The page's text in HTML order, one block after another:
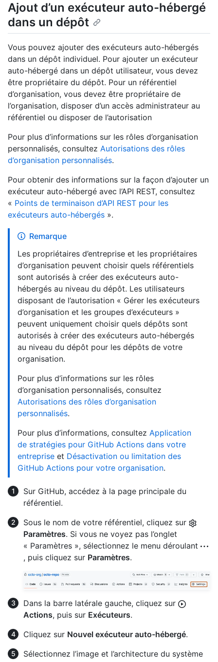
Ajout d’un exécuteur auto-hébergé
dans un dépôt
Vous pouvez ajouter des exécuteurs auto-hébergés
dans un dépôt individuel. Pour ajouter un exécuteur
auto-hébergé dans un dépôt utilisateur, vous devez
être propriétaire du dépôt. Pour un référentiel
d’organisation, vous devez être propriétaire de
l’organisation, disposer d’un accès administrateur au
référentiel ou disposer de l’autorisation
Pour plus d’informations sur les rôles d’organisation
personnalisés, consultez Autorisations des rôles
d’organisation personnalisés.
Pour obtenir des informations sur la façon d’ajouter un
exécuteur auto-hébergé avec l’API REST, consultez
« Points de terminaison d’API REST pour les
exécuteurs auto-hébergés ».
Remarque
Les propriétaires d’entreprise et les propriétaires
d’organisation peuvent choisir quels référentiels
sont autorisés à créer des exécuteurs auto-
hébergés au niveau du dépôt. Les utilisateurs
disposant de l’autorisation « Gérer les exécuteurs
d’organisation et les groupes d’exécuteurs »
peuvent uniquement choisir quels dépôts sont
autorisés à créer des exécuteurs auto-hébergés
au niveau du dépôt pour les dépôts de votre
organisation.
Pour plus d’informations sur les rôles
d’organisation personnalisés, consultez
Autorisations des rôles d’organisation
personnalisés.
Pour plus d’informations, consultez Application
de stratégies pour GitHub Actions dans votre
entreprise et Désactivation ou limitation des
GitHub Actions pour votre organisation.
Sur GitHub, accédez à la page principale du
référentiel.
Sous le nom de votre référentiel, cliquez sur
Paramètres. Si vous ne voyez pas l’onglet
« Paramètres », sélectionnez le menu déroulant
, puis cliquez sur Paramètres.
Dans la barre latérale gauche, cliquez sur
Actions, puis sur Exécuteurs.
Cliquez sur Nouvel exécuteur auto-hébergé.
Sélectionnez l’image et l’architecture du système